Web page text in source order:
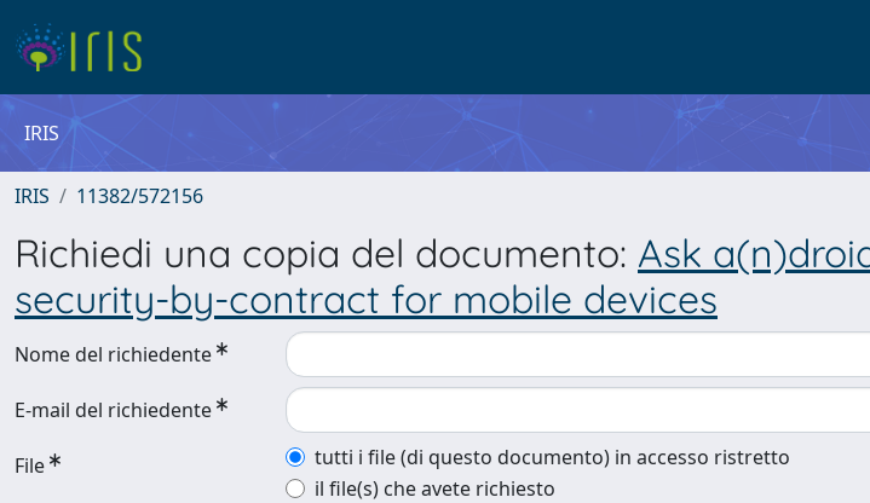
IRIS
IRIS 11382/572156
Richiedi una copia del documento: Ask
security-by-contract for mobile devices
Nome del richiedente
E-mail del richiedente
File
tutti i file (di questo documento) in accesso ristretto
il file(s) che avete richiesto